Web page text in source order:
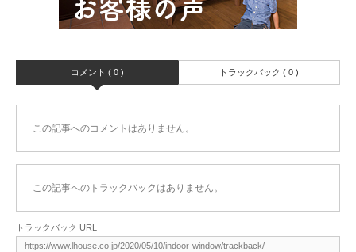
コメント ( 0 ) トラックバック ( 0 )
この記事へのコメントはありません。
この記事へのトラックバックはありません。
トラックバック URL